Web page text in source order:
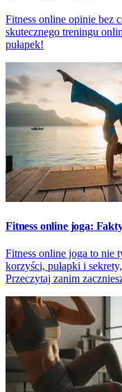
Fitness online opinie bez
skutecznego treningu
pułapek!
Fitness online joga:
Fitness online joga to nie
korzyści, pułapki i
Przeczytaj zanim